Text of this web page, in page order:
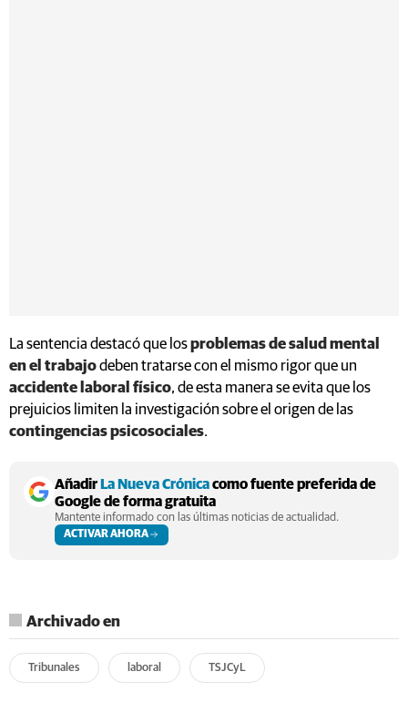
La sentencia destacó que losproblemas de salud mental
en el trabajodeben tratarse con el mismo rigor que un
accidente laboral físico, de esta manera se evita que los
prejuicios limiten la investigación sobre el origen de las
contingencias psicosociales.
AñadirLa Nueva Crónicacomo fuente preferida de
Google de forma gratuita
Mantente informado con las últimas noticias de actualidad.
ACTIVAR AHORA
Archivado en
Tribunales laboral TSJCyL